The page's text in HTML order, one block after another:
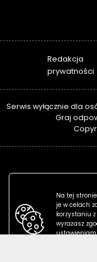
Redakcja
prywatności
Serwis wyłącznie dla
Graj
Na tej
je w celach
korzystaniu
wyrażasz